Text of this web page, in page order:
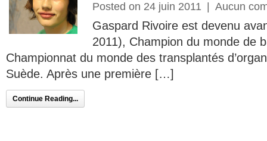
Posted on 24 juin 2011 Aucun
Gaspard Rivoire est devenu
2011), Champion du monde de
Championnat du monde des transplantés
Suède. Après une première […]
Continue Reading...